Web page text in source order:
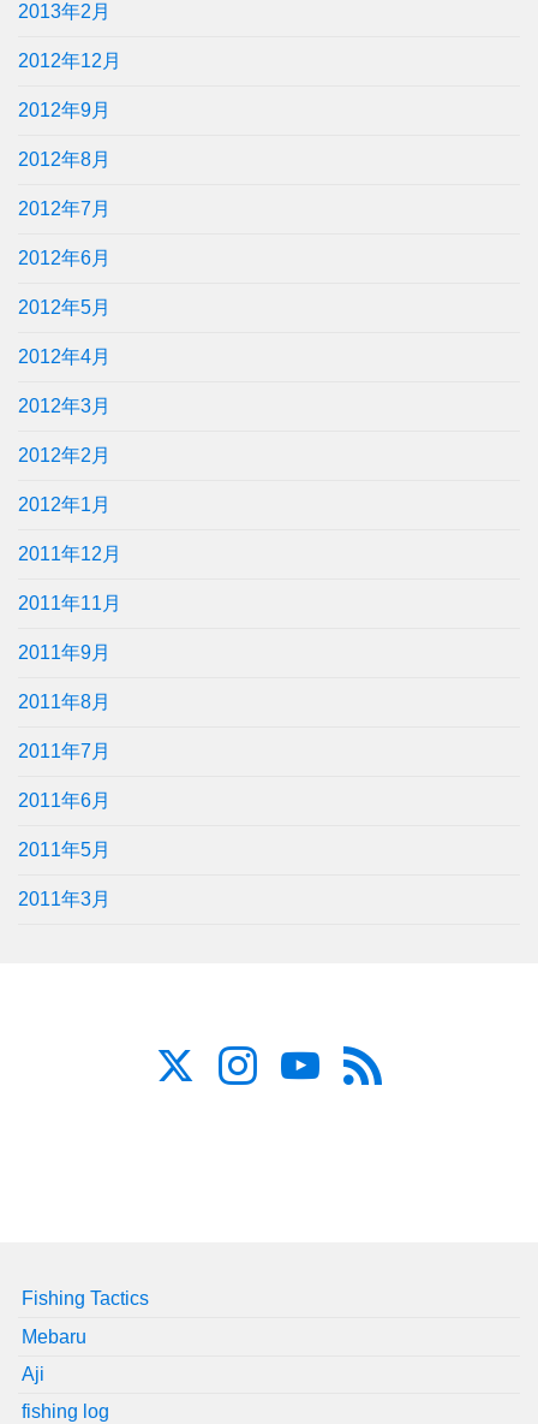
2013年2月
2012年12月
2012年9月
2012年8月
2012年7月
2012年6月
2012年5月
2012年4月
2012年3月
2012年2月
2012年1月
2011年12月
2011年11月
2011年9月
2011年8月
2011年7月
2011年6月
2011年5月
2011年3月
Fishing Tactics
Mebaru
Aji
fishing log